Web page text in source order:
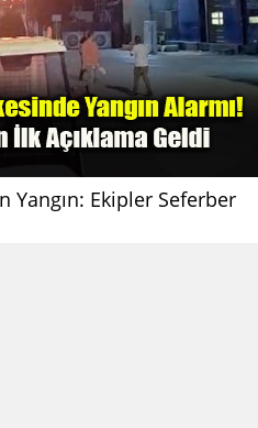
Yangın: Ekipler Seferber